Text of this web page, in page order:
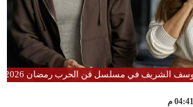
الشريف في مسلسل فن الحرب رمضان 2026